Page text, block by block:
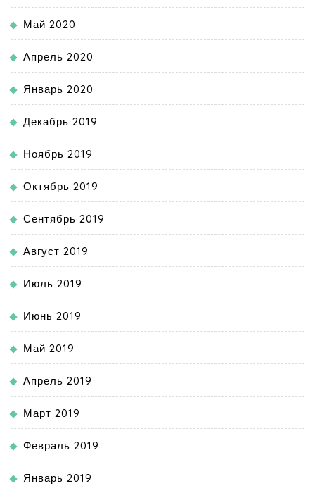
Май 2020
Апрель 2020
Январь 2020
Декабрь 2019
Ноябрь 2019
Октябрь 2019
Сентябрь 2019
Август 2019
Июль 2019
Июнь 2019
Май 2019
Апрель 2019
Март 2019
Февраль 2019
Январь 2019